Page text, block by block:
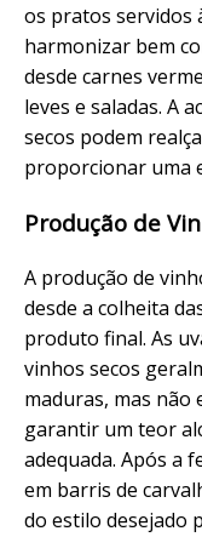
os pratos servidos
harmonizar bem
desde carnes
leves e saladas. A
secos podem
proporcionar uma
Produção de
A produção de
desde a colheita
produto final. As
vinhos secos
maduras, mas não
garantir um teor
adequada. Após a
em barris de
do estilo desejado